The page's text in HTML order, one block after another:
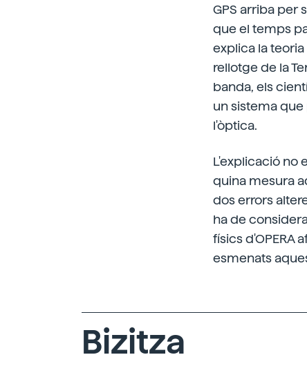
GPS arriba per
que el temps
explica la teoria
rellotge de la
banda, els
un sistema que
l'òptica.
L'explicació no
quina mesura
dos errors
ha de
físics d'OPERA
esmenats
Bizitza